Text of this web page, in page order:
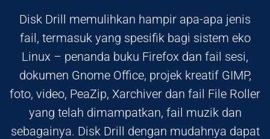
Disk Drill memulihkan hampir apa-apa jenis
fail, termasuk yang spesifik bagi sistem eko
Linux – penanda buku Firefox dan fail sesi,
dokumen Gnome Office, projek kreatif GIMP,
foto, video, PeaZip, Xarchiver dan fail File Roller
yang telah dimampatkan, fail muzik dan
sebagainya. Disk Drill dengan mudahnya dapat